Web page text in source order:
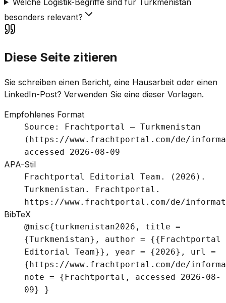
besonders relevant?
Diese Seite zitieren
Sie schreiben einen Bericht, eine Hausarbeit oder einen
LinkedIn-Post? Verwenden Sie eine dieser Vorlagen.
Empfohlenes Format
Source: Frachtportal – Turkmenistan
(https://www.frachtportal.com/de/
accessed 2026-08-09
APA-Stil
Frachtportal Editorial Team. (2026).
Turkmenistan. Frachtportal.
https://www.frachtportal.com/de/
BibTeX
@misc{turkmenistan2026, title =
{Turkmenistan}, author = {{Frachtportal
Editorial Team}}, year = {2026}, url =
{https://www.frachtportal.com/de/
note = {Frachtportal, accessed 2026-08-
09} }